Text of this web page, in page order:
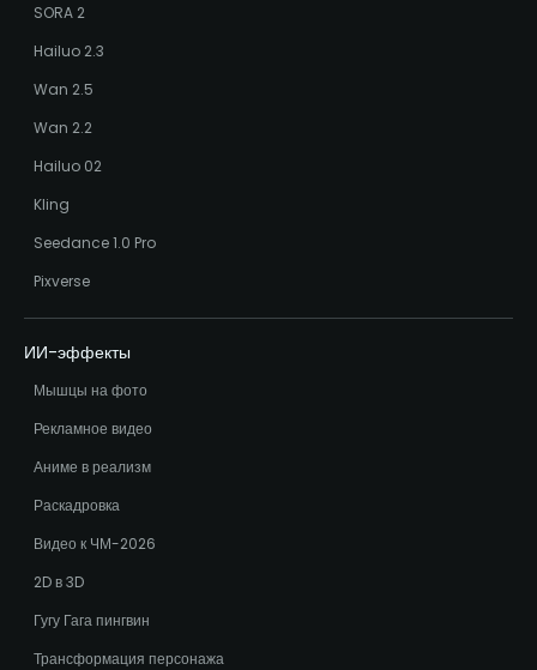
SORA 2
Hailuo 2.3
Wan 2.5
Wan 2.2
Hailuo 02
Kling
Seedance 1.0 Pro
Pixverse
ИИ-эффекты
Мышцы на фото
Рекламное видео
Аниме в реализм
Раскадровка
Видео к ЧМ-2026
2D в 3D
Гугу Гага пингвин
Трансформация персонажа